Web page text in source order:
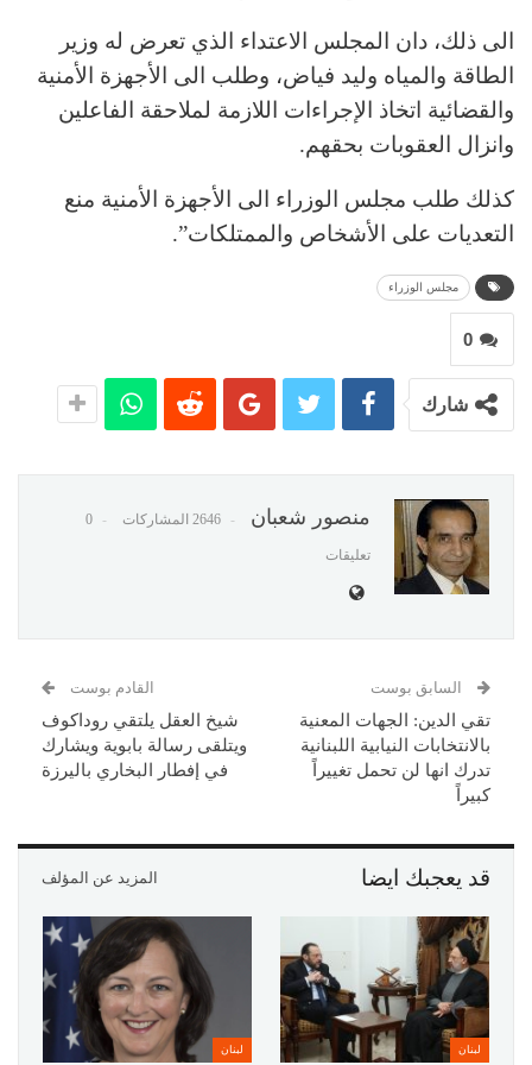
الى ذلك، دان المجلس الاعتداء الذي تعرض له وزير
الطاقة والمياه وليد فياض، وطلب الى الأجهزة الأمنية
والقضائية اتخاذ الإجراءات اللازمة لملاحقة الفاعلين
وانزال العقوبات بحقهم.
كذلك طلب مجلس الوزراء الى الأجهزة الأمنية منع
التعديات على الأشخاص والممتلكات”.
مجلس الوزراء
0
شارك
منصور شعبان 2646 المشاركات 0
تعليقات
السابق بوست
تقي الدين: الجهات المعنية
بالانتخابات النيابية اللبنانية
تدرك انها لن تحمل تغييراً
كبيراً
القادم بوست
شيخ العقل يلتقي روداكوف
ويتلقى رسالة بابوية ويشارك
في إفطار البخاري باليرزة
قد يعجبك ايضا المزيد عن المؤلف
لبنان لبنان